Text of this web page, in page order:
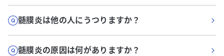
髄膜炎は他の人にうつりますか？
髄膜炎の原因は何がありますか？